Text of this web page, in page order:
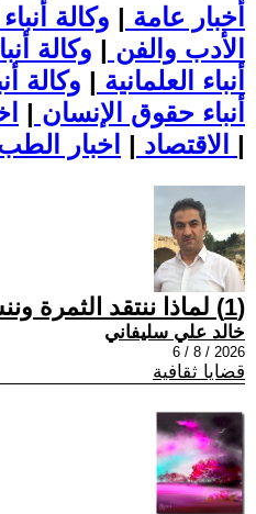
أخبار عامة | وكالة
الأدب والفن | وكالة
أنباء العلمانية | وكالة
أنباء حقوق الإنسان |
الاقتصاد | |
(1) لماذا ننتقد الثمرة وننسى البذرة؟
خالد علي سليفاني
2026 / 8 / 6
قضايا ثقافية